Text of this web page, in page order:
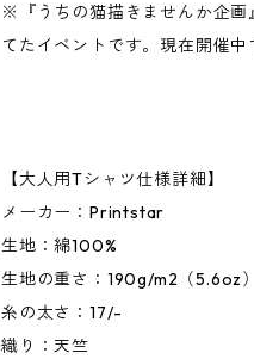
※『うちの猫描きませんか企画
てたイベントです。現在開催中
【大人用Tシャツ仕様詳細】
メーカー：Printstar
生地：綿100%
生地の重さ：190g/m2（5.6oz）
糸の太さ：17/-
織り：天竺